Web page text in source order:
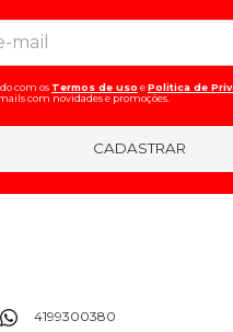
com os Termos de uso ePolitica de
com novidades e promoções.
CADASTRAR
4199300380